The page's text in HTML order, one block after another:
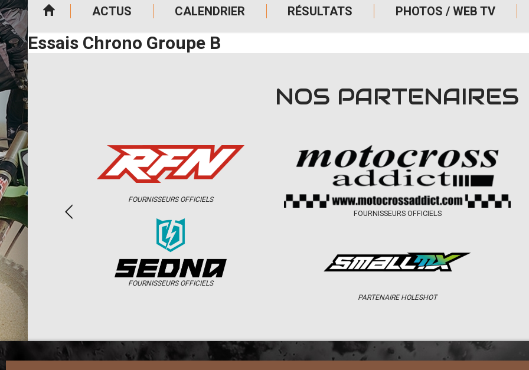
ACTUS CALENDRIER RÉSULTATS PHOTOS / WEB TV
Essais Chrono Groupe B
NOS PARTENAIRES
FOURNISSEURS OFFICIELS
FOURNISSEURS OFFICIELS
FOURNISSEURS OFFICIELS
PARTENAIRE HOLESHOT